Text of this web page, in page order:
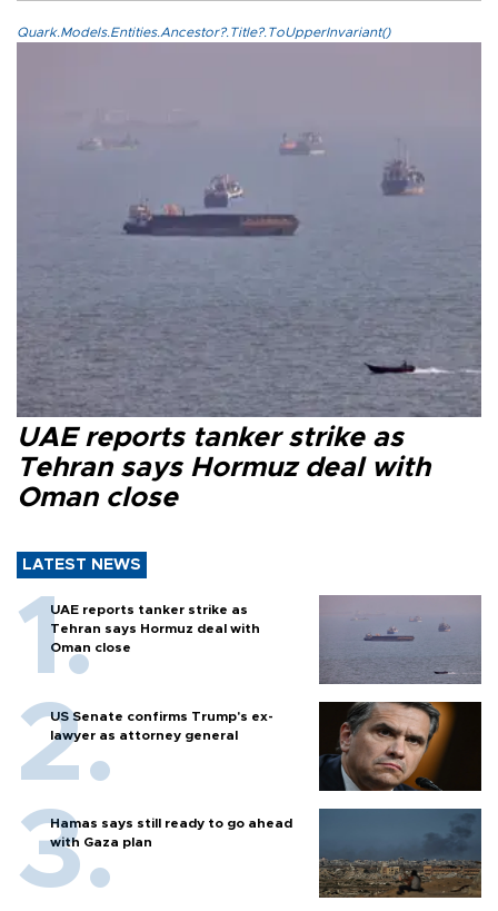
Quark.Models.Entities.Ancestor?.Title?.ToUpperInvariant()
UAE reports tanker strike as
Tehran says Hormuz deal with
Oman close
LATEST NEWS
UAE reports tanker strike as
Tehran says Hormuz deal with
Oman close
US Senate confirms Trump's ex-
lawyer as attorney general
Hamas says still ready to go ahead
with Gaza plan